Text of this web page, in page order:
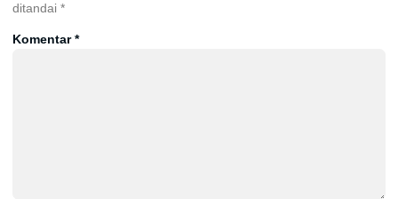
ditandai *
Komentar*